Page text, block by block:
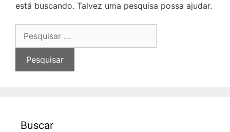
está buscando. Talvez uma pesquisa possa ajudar.
por:
Buscar